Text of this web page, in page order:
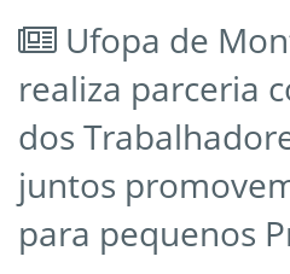
Ufopa de
realiza parceria
dos
juntos
para pequenos